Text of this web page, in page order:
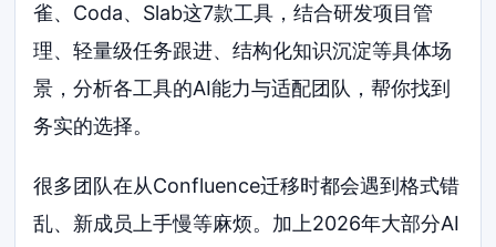
雀、Coda、Slab这7款工具，结合研发项目管
理、轻量级任务跟进、结构化知识沉淀等具体场
景，分析各工具的AI能力与适配团队，帮你找到
务实的选择。
很多团队在从Confluence迁移时都会遇到格式错
乱、新成员上手慢等麻烦。加上2026年大部分AI